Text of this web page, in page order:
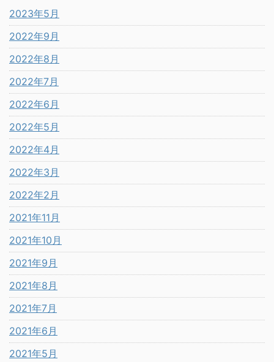
2023年5月
2022年9月
2022年8月
2022年7月
2022年6月
2022年5月
2022年4月
2022年3月
2022年2月
2021年11月
2021年10月
2021年9月
2021年8月
2021年7月
2021年6月
2021年5月